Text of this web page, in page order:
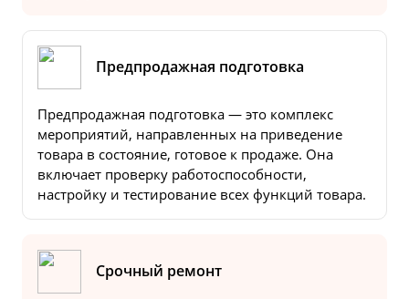
Предпродажная подготовка
Предпродажная подготовка — это комплекс
мероприятий, направленных на приведение
товара в состояние, готовое к продаже. Она
включает проверку работоспособности,
настройку и тестирование всех функций товара.
Срочный ремонт